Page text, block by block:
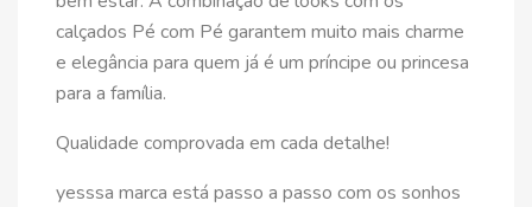
calçados Pé com Pé garantem muito mais charme
e elegância para quem já é um príncipe ou princesa
para a família.
Qualidade comprovada em cada detalhe!
yesssa marca está passo a passo com os sonhos